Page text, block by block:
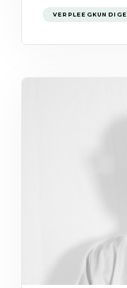
VERPLEEGKUNDIGE